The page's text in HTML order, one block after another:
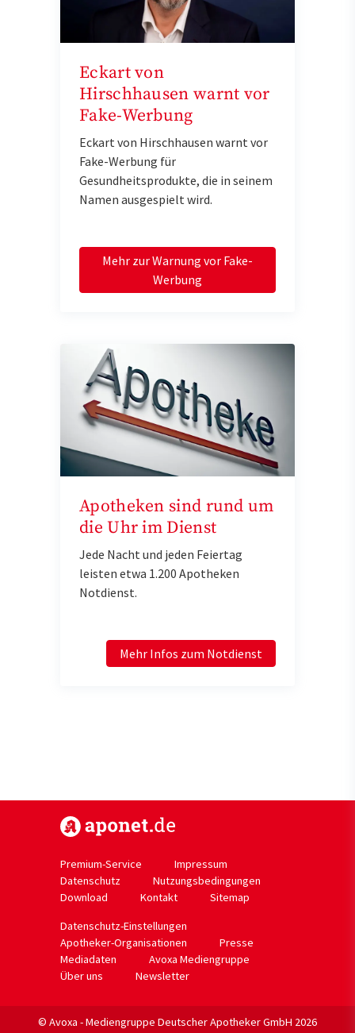
Eckart von
Hirschhausen warnt vor
Fake-Werbung
Eckart von Hirschhausen warnt vor
Fake-Werbung für
Gesundheitsprodukte, die in seinem
Namen ausgespielt wird.
Mehr zur Warnung vor Fake-
Werbung
Apotheken sind rund um
die Uhr im Dienst
Jede Nacht und jeden Feiertag
leisten etwa 1.200 Apotheken
Notdienst.
Mehr Infos zum Notdienst
Premium-Service
Impressum
Datenschutz
Nutzungsbedingungen
Download
Kontakt
Sitemap
Datenschutz-Einstellungen
Apotheker-Organisationen
Presse
Mediadaten
Avoxa Mediengruppe
Über uns
Newsletter
© Avoxa - Mediengruppe Deutscher Apotheker GmbH 2026